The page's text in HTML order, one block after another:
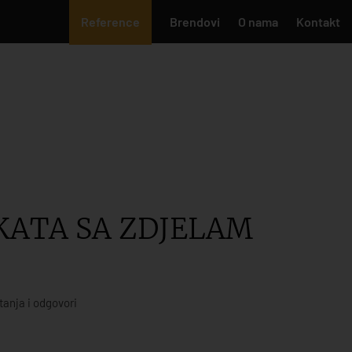
Reference Brendovi O nama Kontakt
SA ZDJELAM
i odgovori